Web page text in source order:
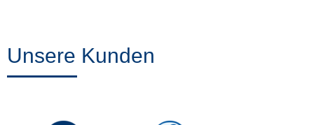
Unsere Kunden